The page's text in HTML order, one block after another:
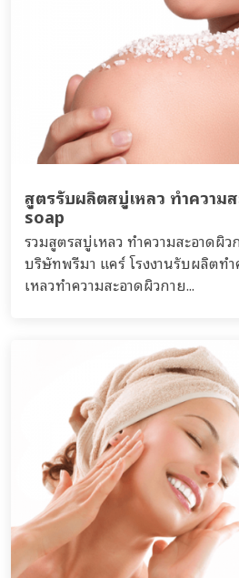
สูตรรับผลิตสบู่เหลว ทำความ
soap
รวมสูตรสบู่เหลว ทำความสะอาดผิ
บริษัทพรีมา แคร์ โรงงานรับผลิตท
เหลวทำความสะอาดผิวกาย...